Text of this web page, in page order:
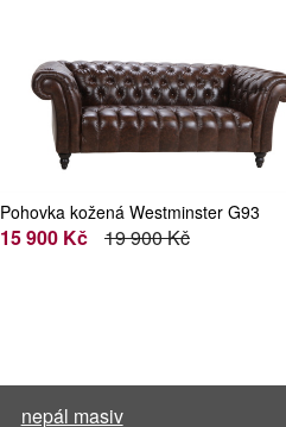
Pohovka kožená Westminster G93
Gutmann Factory
15 900 Kč 19 900 Kč
nepál masiv